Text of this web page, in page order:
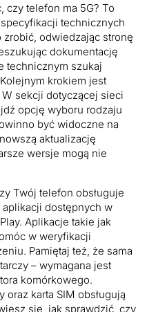
czy telefon ma 5G? To
technicznych
odwiedzając stronę
dokumentację
technicznym szukaj
krokiem jest
sekcji dotyczącej sieci
opcję wyboru rodzaju
być widoczne na
aktualizację
wersje mogą nie
Twój telefon obsługuje
dostępnych w
Aplikacje takie jak
w weryfikacji
Pamiętaj też, że sama
– wymagana jest
komórkowego.
karta SIM obsługują
się, jak sprawdzić, czy